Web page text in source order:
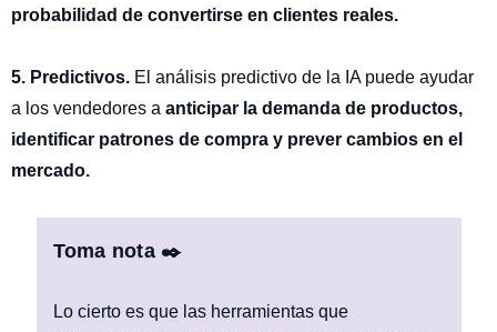
probabilidad de convertirse en clientes reales.
5. Predictivos. El análisis predictivo de la IA puede ayudar
a los vendedores a anticipar la demanda de productos,
identificar patrones de compra y prever cambios en el
mercado.
Toma nota ✒️
Lo cierto es que las herramientas que